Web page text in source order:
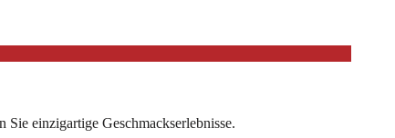
einzigartige Geschmackserlebnisse.